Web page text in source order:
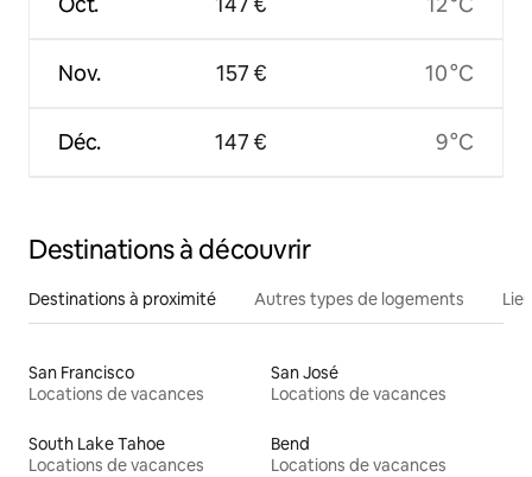
Nov.
Déc.
157 €
147 €
10 °C
9 °C
Destinations à découvrir
Destinations à proximité Autres types de logements
San Francisco
Locations de vacances
San José
Locations de vacances
South Lake Tahoe
Locations de vacances
Bend
Locations de vacances